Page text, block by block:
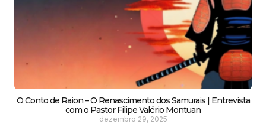
O Conto de Raion – O Renascimento dos Samurais | Entrevista
com o Pastor Filipe Valério Montuan
dezembro 29, 2025